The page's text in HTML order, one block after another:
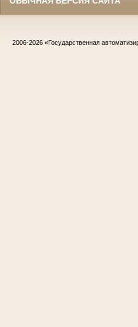
2006-2026 «Государственная